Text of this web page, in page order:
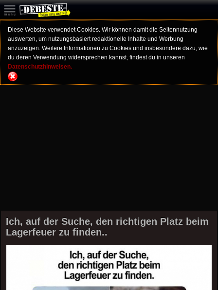
Diese Website verwendet Cookies. Wir können damit die Seitennutzung
auswerten, um nutzungsbasiert redaktionelle Inhalte und Werbung
anzuzeigen. Weitere Informationen zu Cookies und insbesondere dazu, wie
du deren Verwendung widersprechen kannst, findest du in unseren
Datenschutzhinweisen.
Ich, auf der Suche, den richtigen Platz beim
Lagerfeuer zu finden..